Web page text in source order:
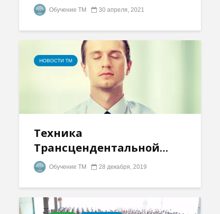
Обучение ТМ 30 апреля, 2021
НОВОСТИ ТМ
Техника
Трансцендентальной...
Обучение ТМ 28 декабря, 2019